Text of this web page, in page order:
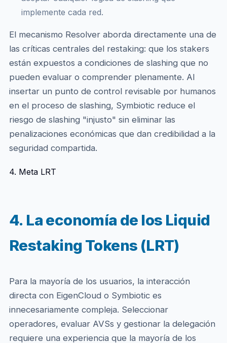
implemente cada red.
El mecanismo Resolver aborda directamente una de
las críticas centrales del restaking: que los stakers
están expuestos a condiciones de slashing que no
pueden evaluar o comprender plenamente. Al
insertar un punto de control revisable por humanos
en el proceso de slashing, Symbiotic reduce el
riesgo de slashing "injusto" sin eliminar las
penalizaciones económicas que dan credibilidad a la
seguridad compartida.
4. Meta LRT
4. La economía de los Liquid
Restaking Tokens (LRT)
Para la mayoría de los usuarios, la interacción
directa con EigenCloud o Symbiotic es
innecesariamente compleja. Seleccionar
operadores, evaluar AVSs y gestionar la delegación
requiere una experiencia que la mayoría de los